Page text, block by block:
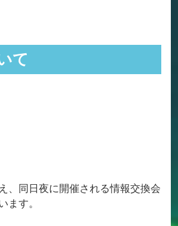
て
、同日夜に開催される情報交換会
ます。